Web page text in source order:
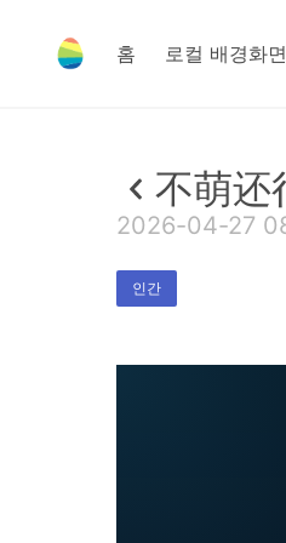
홈 로컬 배경화면
不萌还
2026-04-27
인간